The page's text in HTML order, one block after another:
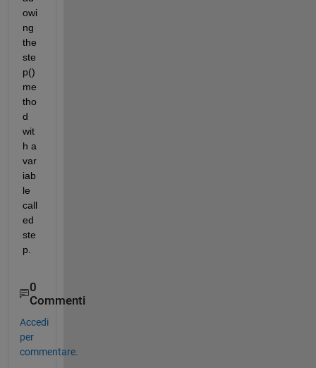
owi
ng
the
ste
p()
me
tho
d
wit
h a
var
iab
le
call
ed
ste
p.
0
Commenti
Accedi
per
commentare.